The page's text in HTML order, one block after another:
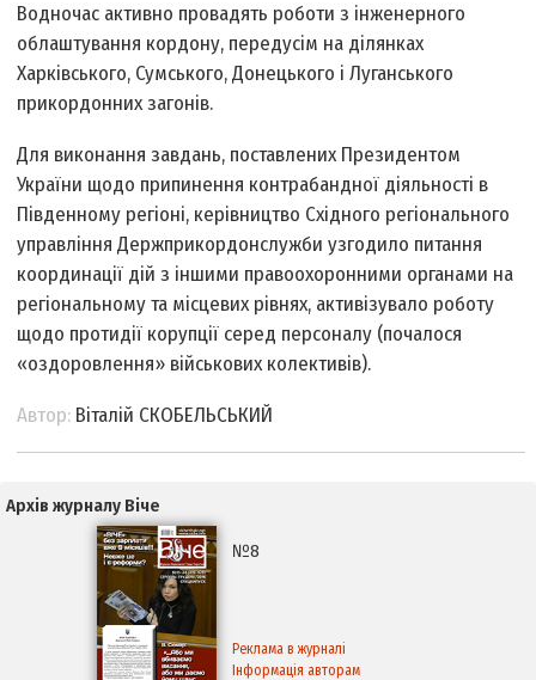
Водночас активно провадять роботи з інженерного
облаштування кордону, передусім на ділянках
Харківського, Сумського, Донецького і Луганського
прикордонних загонів.
Для виконання завдань, поставлених Президентом
України щодо припинення контрабандної діяльності в
Південному регіоні, керівництво Східного регіонального
управління Держприкордонслужби узгодило питання
координації дій з іншими правоохоронними органами на
регіональному та місцевих рівнях, активізувало роботу
щодо протидії корупції серед персоналу (почалося
«оздоровлення» військових колективів).
Автор: Віталій СКОБЕЛЬСЬКИЙ
Архів журналу Віче
№8
Реклама в журналі
Інформація авторам